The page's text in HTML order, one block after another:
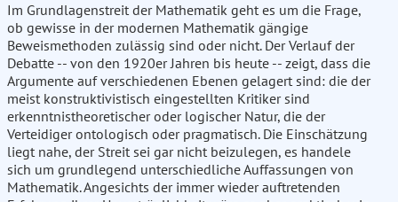
Im Grundlagenstreit der Mathematik geht es um die Frage,
ob gewisse in der modernen Mathematik gängige
Beweismethoden zulässig sind oder nicht. Der Verlauf der
Debatte -- von den 1920er Jahren bis heute -- zeigt, dass die
Argumente auf verschiedenen Ebenen gelagert sind: die der
meist konstruktivistisch eingestellten Kritiker sind
erkenntnistheoretischer oder logischer Natur, die der
Verteidiger ontologisch oder pragmatisch. Die Einschätzung
liegt nahe, der Streit sei gar nicht beizulegen, es handele
sich um grundlegend unterschiedliche Auffassungen von
Mathematik. Angesichts der immer wieder auftretenden